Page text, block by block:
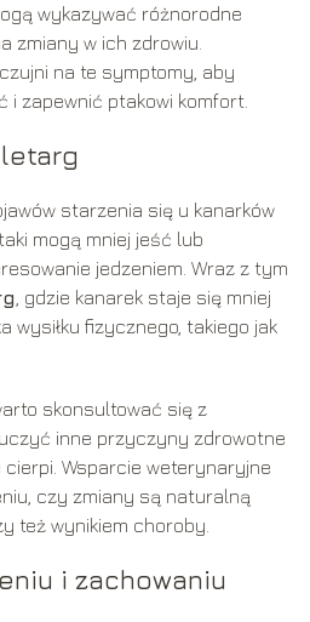
wykazywać różnorodne
zmiany w ich zdrowiu.
na te symptomy, aby
i zapewnić ptakowi komfort.
starzenia się u kanarków
mogą mniej jeść lub
jedzeniem. Wraz z tym
, gdzie kanarek staje się mniej
wysiłku fizycznego, takiego jak
skonsultować się z
inne przyczyny zdrowotne
cierpi. Wsparcie weterynaryjne
czy zmiany są naturalną
też wynikiem choroby.
i zachowaniu